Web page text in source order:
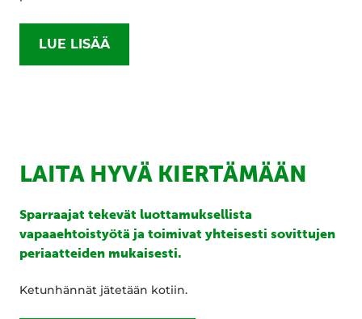
LUE LISÄÄ
LAITA HYVÄ KIERTÄMÄÄN
Sparraajat tekevät luottamuksellista
vapaaehtoistyötä ja toimivat yhteisesti sovittujen
periaatteiden mukaisesti.
Ketunhännät jätetään kotiin.